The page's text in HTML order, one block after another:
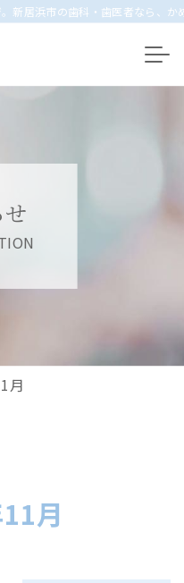
新居浜市の歯科・歯医者なら、か
せ
月
月